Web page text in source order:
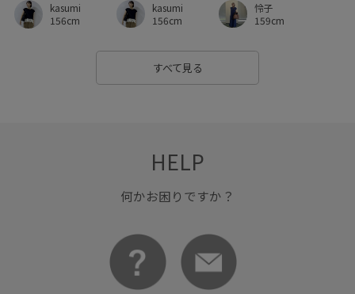
安定感 定番 幅広 快適 快適なはき心地
撥水加工 春先 機能素材
着映え 秋冬 股上深め
kasumi
156cm
kasumi
156cm
怜子
159cm
すべて見る
HELP
何かお困りですか？